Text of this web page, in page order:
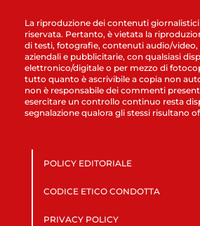
La riproduzione dei contenuti giornalistici
riservata. Pertanto, è vietata la
di testi, fotografie, contenuti audio/
aziendali e pubblicitarie, con qualsiasi
elettronico/digitale o per mezzo di
tutto quanto è ascrivibile a copia non
non è responsabile dei commenti
esercitare un controllo continuo resta
segnalazione qualora gli stessi risultano
POLICY EDITORIALE
CODICE ETICO CONDOTTA
PRIVACY POLICY